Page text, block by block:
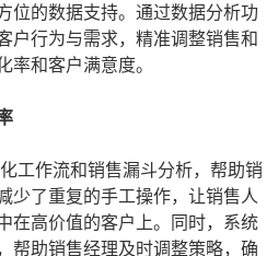
位的数据支持。通过数据分析功
户行为与需求，精准调整销售和
率和客户满意度。
工作流和销售漏斗分析，帮助销
少了重复的手工操作，让销售人
在高价值的客户上。同时，系统
帮助销售经理及时调整策略，确